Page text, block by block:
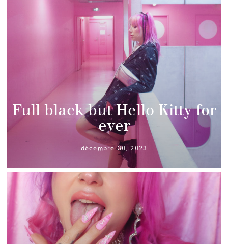
Full black but Hello Kitty for
ever
décembre 30, 2023